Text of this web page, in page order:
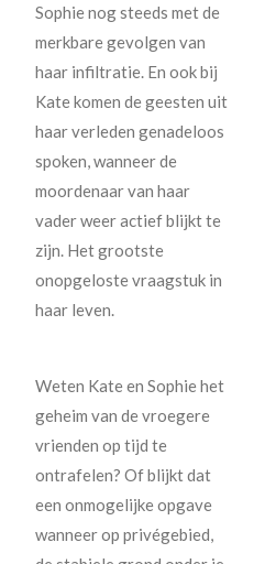
Sophie nog steeds met de
merkbare gevolgen van
haar infiltratie. En ook bij
Kate komen de geesten uit
haar verleden genadeloos
spoken, wanneer de
moordenaar van haar
vader weer actief blijkt te
zijn. Het grootste
onopgeloste vraagstuk in
haar leven.
Weten Kate en Sophie het
geheim van de vroegere
vrienden op tijd te
ontrafelen? Of blijkt dat
een onmogelijke opgave
wanneer op privégebied,